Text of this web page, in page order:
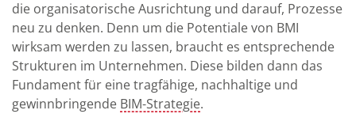
die organisatorische Ausrichtung und darauf, Prozesse
neu zu denken. Denn um die Potentiale von BMI
wirksam werden zu lassen, braucht es entsprechende
Strukturen im Unternehmen. Diese bilden dann das
Fundament für eine tragfähige, nachhaltige und
gewinnbringende BIM-Strategie.